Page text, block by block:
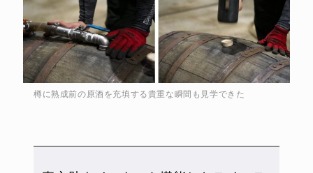
樽に熟成前の原酒を充填する貴重な瞬間も見学できた